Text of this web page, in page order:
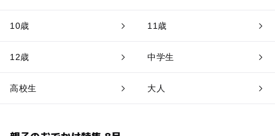
10歳 11歳
12歳 中学生
高校生 大人